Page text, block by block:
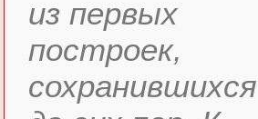
из первых
построек,
сохранившихся